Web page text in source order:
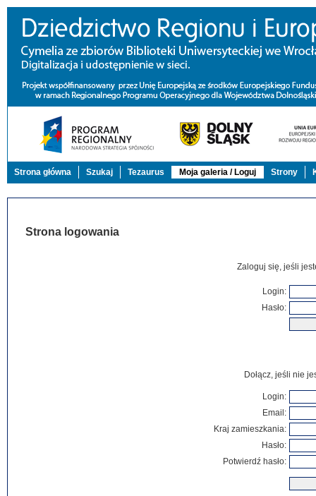
Strona główna Szukaj Tezaurus Moja galeria / Loguj Strony
Strona logowania
Zaloguj się, jeśli
Login:
Hasło:
Dołącz, jeśli nie
Login:
Email:
Kraj zamieszkania:
Hasło:
Potwierdź hasło: